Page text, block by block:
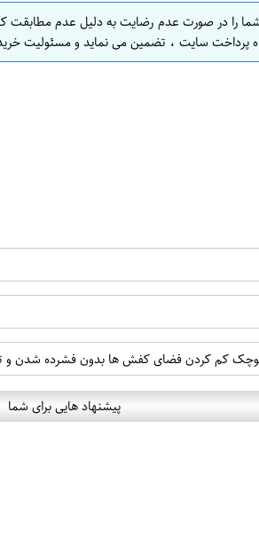
شما را در صورت عدم رضایت به دلیل عدم
پرداخت سایت ، تضمین می نماید و مسئولیت
کم کردن فضای کفش ها بدون فشرده شدن و
پیشنهاد هایی برای شما